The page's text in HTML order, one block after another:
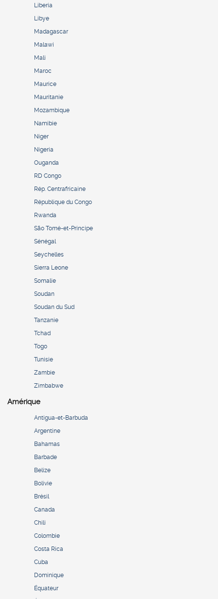
Liberia
Libye
Madagascar
Malawi
Mali
Maroc
Maurice
Mauritanie
Mozambique
Namibie
Niger
Nigeria
Ouganda
RD Congo
Rép. Centrafricaine
République du Congo
Rwanda
São Tomé-et-Principe
Sénégal
Seychelles
Sierra Leone
Somalie
Soudan
Soudan du Sud
Tanzanie
Tchad
Togo
Tunisie
Zambie
Zimbabwe
Amérique
Antigua-et-Barbuda
Argentine
Bahamas
Barbade
Belize
Bolivie
Brésil
Canada
Chili
Colombie
Costa Rica
Cuba
Dominique
Équateur